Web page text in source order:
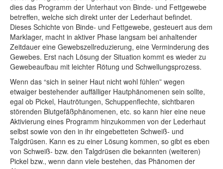
dies das Programm der Unterhaut von Binde- und Fettgewebe
betreffen, welche sich direkt unter der Lederhaut befindet.
Dieses Schichte von Binde- und Fettgewebe, gesteuert aus dem
Marklager, macht in aktiver Phase langsam bei anhaltender
Zeitdauer eine Gewebszellreduzierung, eine Verminderung des
Gewebes. Erst nach Lösung der Situation kommt es wieder zu
Gewebeaufbau mit leichter Rötung und Schwellungsprozess.
Wenn das “sich in seiner Haut nicht wohl fühlen” wegen
etwaiger bestehender auffälliger Hautphänomenen sein sollte,
egal ob Pickel, Hautrötungen, Schuppenflechte, sichtbaren
störenden Blutgefäßphänomenen, etc. so kann hier eine neue
Aktivierung eines Programm hinzukommen von der Lederhaut
selbst sowie von den in ihr eingebetteten Schweiß- und
Talgdrüsen. Kann es zu einer Lösung kommen, so gibt es eben
von Schweiß- bzw. den Talgdrüsen die bekannten (weiteren)
Pickel bzw., wenn dann viele bestehen, das Phänomen der